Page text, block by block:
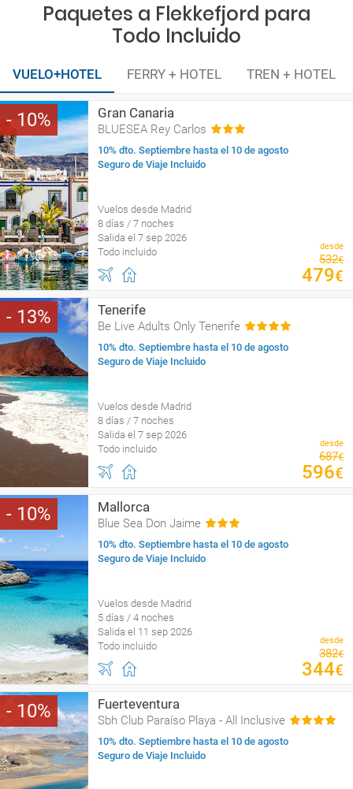
Paquetes a Flekkefjord para
Todo Incluido
VUELO+HOTEL FERRY + HOTEL TREN + HOTEL
10 Gran Canaria
BLUESEA Rey Carlos
10% dto. Septiembre hasta el 10 de agosto
Seguro de Viaje Incluido
Vuelos desde Madrid
8 días / 7 noches
Salida el 7 sep 2026
Todo incluido
desde
532€
479€
13 Tenerife
Be Live Adults Only Tenerife
10% dto. Septiembre hasta el 10 de agosto
Seguro de Viaje Incluido
Vuelos desde Madrid
8 días / 7 noches
Salida el 7 sep 2026
Todo incluido
desde
687€
596€
10 Mallorca
Blue Sea Don Jaime
10% dto. Septiembre hasta el 10 de agosto
Seguro de Viaje Incluido
Vuelos desde Madrid
5 días / 4 noches
Salida el 11 sep 2026
Todo incluido
desde
382€
344€
10 Fuerteventura
Sbh Club Paraíso Playa - All Inclusive
10% dto. Septiembre hasta el 10 de agosto
Seguro de Viaje Incluido